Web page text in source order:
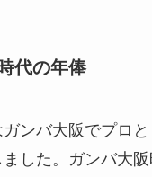
代の年俸
ンバ大阪でプロ
した。ガンバ大